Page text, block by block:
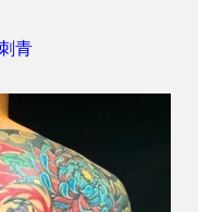
青